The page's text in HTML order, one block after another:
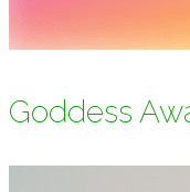
Goddess